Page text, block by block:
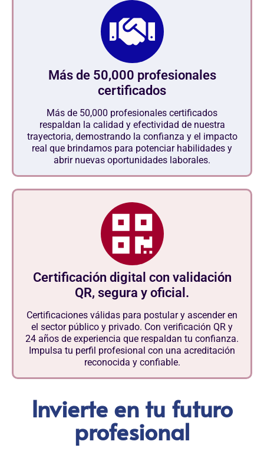
Más de 50,000 profesionales
certificados
Más de 50,000 profesionales certificados
respaldan la calidad y efectividad de nuestra
trayectoria, demostrando la confianza y el impacto
real que brindamos para potenciar habilidades y
abrir nuevas oportunidades laborales.
Certificación digital con validación
QR, segura y oficial.
Certificaciones válidas para postular y ascender en
el sector público y privado. Con verificación QR y
24 años de experiencia que respaldan tu confianza.
Impulsa tu perfil profesional con una acreditación
reconocida y confiable.
Invierte en tu futuro
profesional